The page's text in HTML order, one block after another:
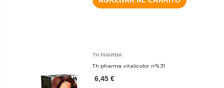
TH PHARMA
Th pharma vitalicolor nº6.31
6,45 €